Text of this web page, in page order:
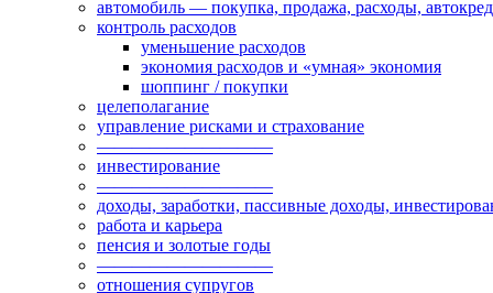
автомобиль — покупка, продажа, расходы,
контроль расходов
уменьшение расходов
экономия расходов и «умная» экономия
шоппинг / покупки
целеполагание
управление рисками и страхование
——————————
инвестирование
——————————
доходы, заработки, пассивные доходы,
работа и карьера
пенсия и золотые годы
——————————
отношения супругов